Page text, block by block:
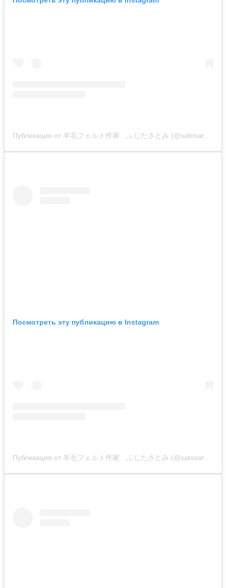
Посмотреть эту публикацию в Instagram